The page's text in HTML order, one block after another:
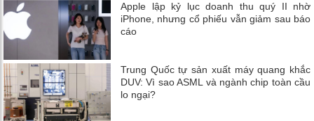
Apple lập kỷ lục doanh thu quý II nhờ
iPhone, nhưng cổ phiếu vẫn giảm sau báo
cáo
Trung Quốc tự sản xuất máy quang khắc
DUV: Vì sao ASML và ngành chip toàn cầu
lo ngại?